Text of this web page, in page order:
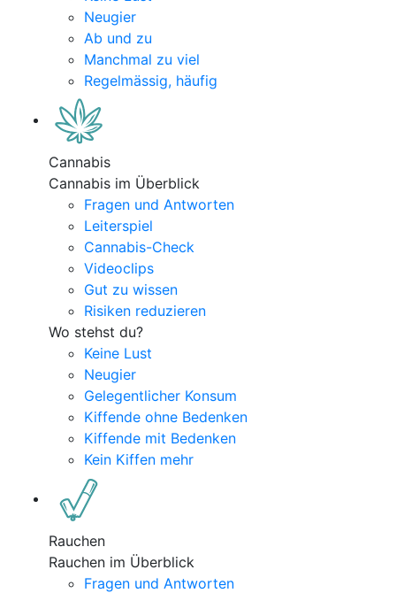
Neugier
Ab und zu
Manchmal zu viel
Regelmässig, häufig
Cannabis
Cannabis im Überblick
Fragen und Antworten
Leiterspiel
Cannabis-Check
Videoclips
Gut zu wissen
Risiken reduzieren
Wo stehst du?
Keine Lust
Neugier
Gelegentlicher Konsum
Kiffende ohne Bedenken
Kiffende mit Bedenken
Kein Kiffen mehr
Rauchen
Rauchen im Überblick
Fragen und Antworten